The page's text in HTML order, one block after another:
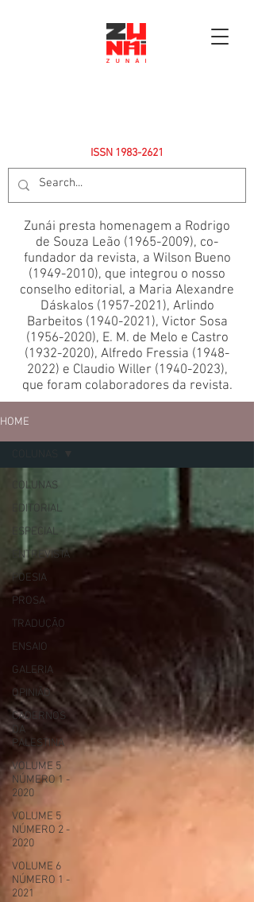
ISSN 1983-2621
Zunái presta homenagem a Rodrigo
de Souza Leão (1965-2009), co-
fundador da revista, a Wilson Bueno
(1949-2010), que integrou o nosso
conselho editorial, a Maria Alexandre
Dáskalos (1957-2021), Arlindo
Barbeitos (1940-2021), Victor Sosa
(1956-2020), E. M. de Melo e Castro
(1932-2020), Alfredo Fressia (1948-
2022) e Claudio Willer (1940-2023),
que foram colaboradores da revista.
HOME
COLUNAS
EDITORIAL
ESPECIAL
ENTREVISTA
POESIA
PROSA
TRADUÇÃO
ENSAIO
GALERIA
OPINIÃO
CADERNOS
DA
PALESTINA
VOLUME 5
NÚMERO 1 -
2020
VOLUME 5
NÚMERO 2 -
2020
VOLUME 6
NÚMERO 1 -
2021